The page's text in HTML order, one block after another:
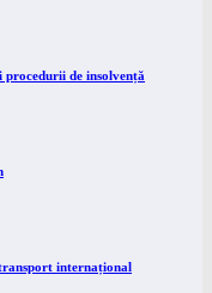
procedurii de insolvență
internațional